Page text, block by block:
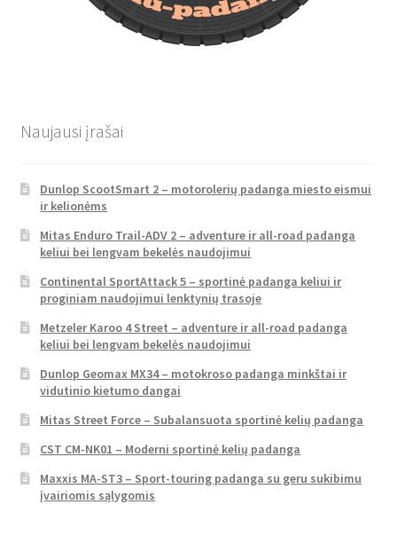
Naujausi įrašai
Dunlop ScootSmart 2 – motorolerių padanga miesto eismui
ir kelionėms
Mitas Enduro Trail-ADV 2 – adventure ir all-road padanga
keliui bei lengvam bekelės naudojimui
Continental SportAttack 5 – sportinė padanga keliui ir
proginiam naudojimui lenktynių trasoje
Metzeler Karoo 4 Street – adventure ir all-road padanga
keliui bei lengvam bekelės naudojimui
Dunlop Geomax MX34 – motokroso padanga minkštai ir
vidutinio kietumo dangai
Mitas Street Force – Subalansuota sportinė kelių padanga
CST CM-NK01 – Moderni sportinė kelių padanga
Maxxis MA-ST3 – Sport-touring padanga su geru sukibimu
įvairiomis sąlygomis